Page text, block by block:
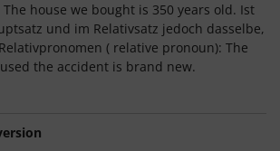
The house we bought is 350 years old. Ist
und im Relativsatz jedoch dasselbe,
( relative pronoun): The
the accident is brand new.